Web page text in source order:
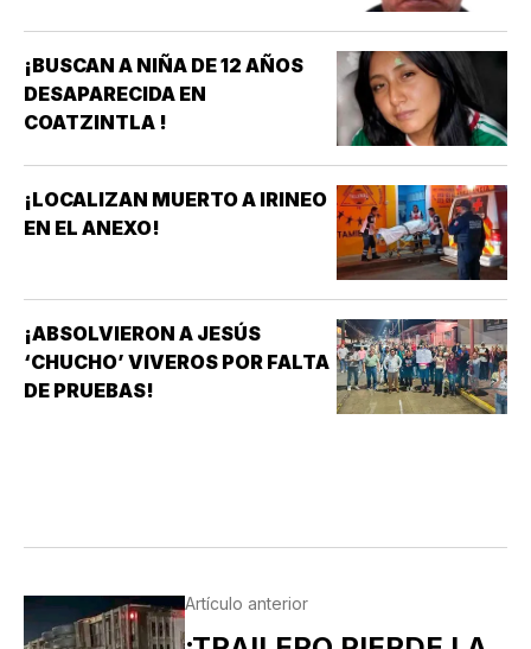
¡BUSCAN A NIÑA DE 12 AÑOS
DESAPARECIDA EN
COATZINTLA !
¡LOCALIZAN MUERTO A IRINEO
EN EL ANEXO!
¡ABSOLVIERON A JESÚS
‘CHUCHO’ VIVEROS POR FALTA
DE PRUEBAS!
Artículo anterior